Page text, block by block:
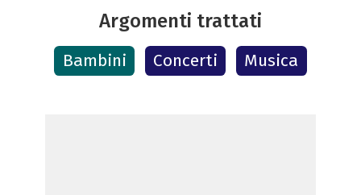
Argomenti trattati
Bambini Concerti Musica